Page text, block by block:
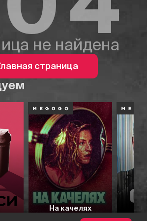
не найдена
страница
На качелях